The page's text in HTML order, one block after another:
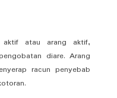
aktif atau arang aktif,
diare. Arang
racun penyebab